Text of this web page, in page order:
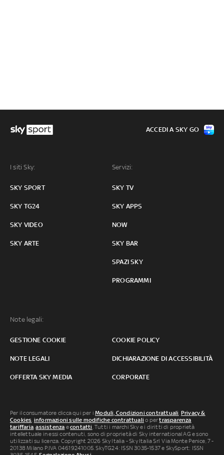
I siti Sky:
SKY SPORT
SKY TG24
SKY VIDEO
SKY ARTE
Servizi:
SKY TV
SKY APPS
NOW
SKY BAR
SPAZI SKY
PROGRAMMI
Note legali:
GESTIONE COOKIE COOKIE POLICY
NOTE LEGALI DICHIARAZIONE DI ACCESSIBILITÀ
OFFERTA SKY MEDIA CORPORATE
ACCEDI A SKY GO
Per il consumatore clicca qui per iModuli, Condizioni contrattuali Privacy &
Cookies informazioni sulle modifiche contrattuali o pertrasparenza
tariffaria ,assistenza econtatti . Tutti i marchi Sky e i diritti di proprietà
intellettuale in essi contenuti, sono di proprietà di Sky international AG e sono
utilizzati su licenza. Copyright 2026 Sky Italia - Sky Italia Srl Via Monte Penice, 7 -
20138 Milano P.IVA 04619241005. SkyTG24: ISSN 3035-1537 e SkySport: ISSN